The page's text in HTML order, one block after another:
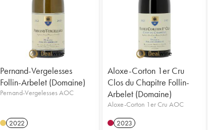
Pernand-Vergelesses
Follin-Arbelet (Domaine)
Pernand-Vergelesses AOC
2022
Aloxe-Corton 1er Cru
Clos du Chapitre Follin-
Arbelet (Domaine)
Aloxe-Corton 1er Cru AOC
2023